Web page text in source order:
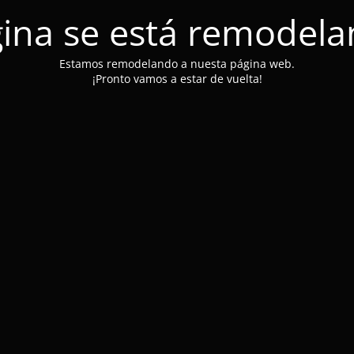
se está
Estamos remodelando a nuesta página web.
¡Pronto vamos a estar de vuelta!